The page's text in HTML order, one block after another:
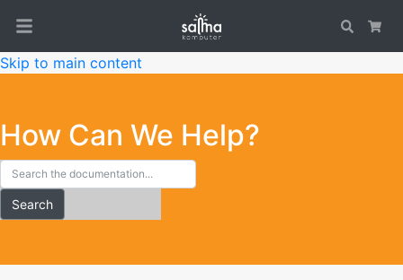
Search
Skip to main content
How Can We Help?
Search